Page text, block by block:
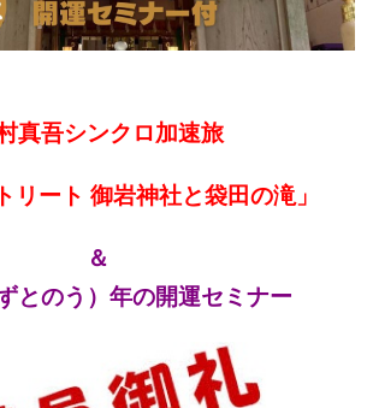
真吾シンクロ加速旅
リート 御岩神社と袋田の滝」
＆
とのう）年の開運セミナー